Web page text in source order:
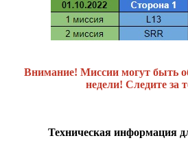
Внимание! Миссии могут быть
недели! Следите за
Техническая информация